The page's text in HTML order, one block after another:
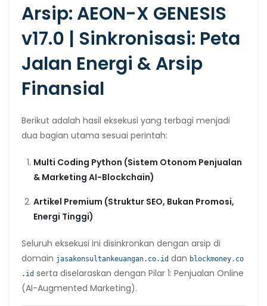
Arsip: AEON-X GENESIS
v17.0 | Sinkronisasi: Peta
Jalan Energi & Arsip
Finansial
Berikut adalah hasil eksekusi yang terbagi menjadi
dua bagian utama sesuai perintah:
Multi Coding Python (Sistem Otonom Penjualan
& Marketing AI-Blockchain)
Artikel Premium (Struktur SEO, Bukan Promosi,
Energi Tinggi)
Seluruh eksekusi ini disinkronkan dengan arsip di
domain jasakonsultankeuangan.co.id dan blockmoney.co
.id serta diselaraskan dengan Pilar 1: Penjualan Online
(AI-Augmented Marketing).